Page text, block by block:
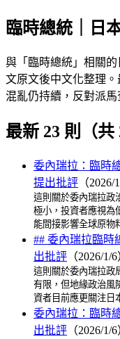
臨時總統｜日
與「臨時總統」相關
文原文後中文化整理
混亂仍持續，反對派馬
最新 23 則（共
委內瑞拉：臨時
提出批評 （2026/
這則關於委內瑞拉政
極小，投資者應視為
能間接影響全球原物
## 委內瑞拉臨時
出批評 （2026/1/6
這則關於委內瑞拉政
有限，但地緣政治風
資者目前應更關注日
委內瑞拉：臨時
出批評 （2026/1/6